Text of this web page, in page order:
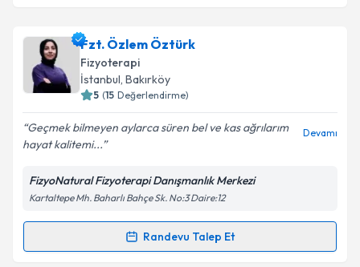
Fzt. Cem Ozan Örakiçin randevu takvimi talebi
oluşturun. Size bu uzmandan randevu almanız için bir
takvim hazırlandığında e-posta ile bilgilendireceğiz.
Kişisel verilerimin işlenmesine ilişkin
Metni'ni okudum ve kişisel verilerimin belirtilen
kapsamda işlenmesini kabul ediyorum.
Fzt. Özlem Öztürk
Fizyoterapi
İstanbul, Bakırköy
5 (15 Değerlendirme)
Geçmek bilmeyen aylarca süren bel ve kas ağrılarım
hayat kalitemi...
Devamı
FizyoNatural Fizyoterapi Danışmanlık Merkezi
Kartaltepe Mh. Baharlı Bahçe Sk. No:3 Daire:12
Randevu Talep Et
Randevu Takvimi Talebi